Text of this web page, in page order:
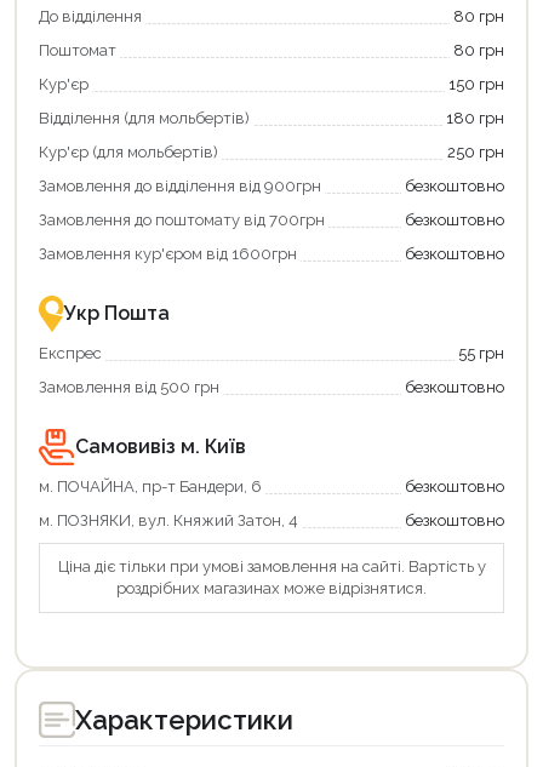
Використовуйте
карту
щоб
зекономити
та
отримати
переваги!
картою
єКнига
–
зручно
та
вигідно!
кешбек».
покупку
«Національний
кешбек»
та
отримуйте
повернення
Економте
більше
разом
державною
підтримкою!
До відділення
80 грн
Поштомат
80 грн
Кур'єр
150 грн
Відділення (для мольбертів)
180 грн
Кур'єр (для мольбертів)
250 грн
Замовлення до відділення від 900грн
безкоштовно
Замовлення до поштомату від 700грн
безкоштовно
Замовлення кур'єром від 1600грн
безкоштовно
Укр Пошта
Експрес
55 грн
Замовлення від 500 грн
безкоштовно
Самовивіз м. Київ
м. ПОЧАЙНА, пр-т Бандери, 6
безкоштовно
м. ПОЗНЯКИ, вул. Княжий Затон, 4
безкоштовно
Ціна діє тільки при умові замовлення на сайті. Вартість у
роздрібних магазинах може відрізнятися.
Характеристики
Оформити замовлення